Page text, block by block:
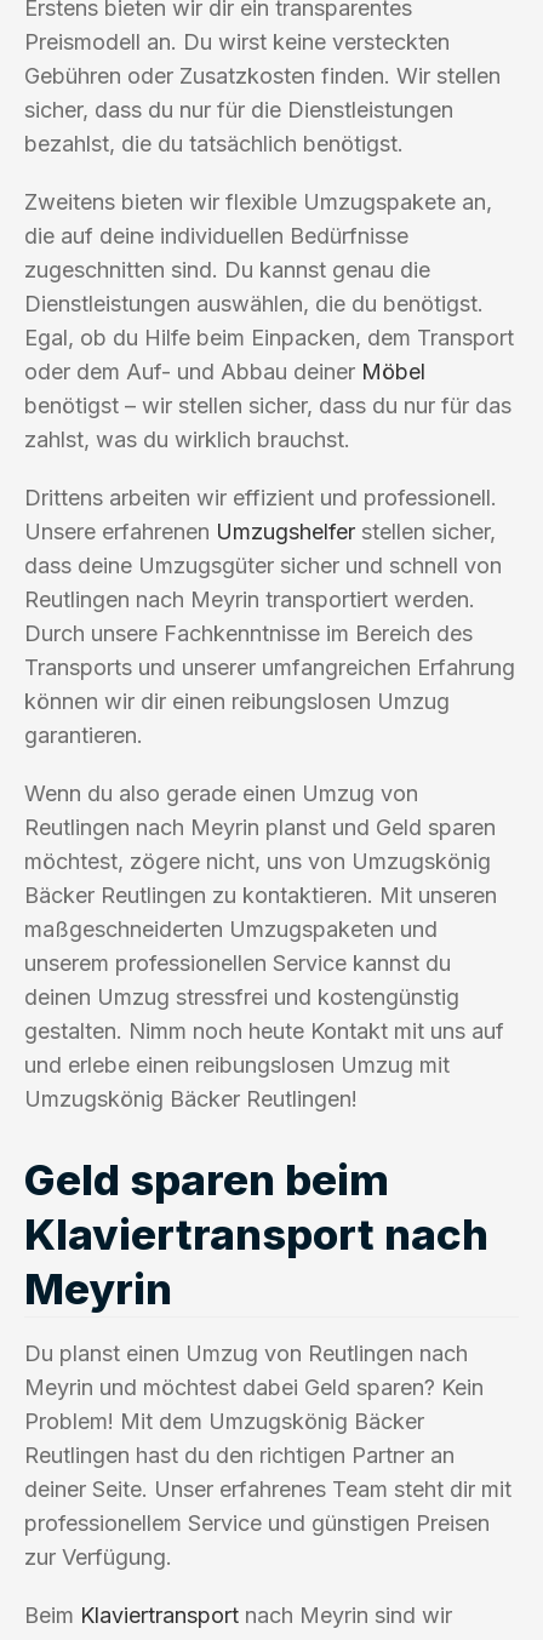
Erstens bieten wir dir ein transparentes
Preismodell an. Du wirst keine versteckten
Gebühren oder Zusatzkosten finden. Wir stellen
sicher, dass du nur für die Dienstleistungen
bezahlst, die du tatsächlich benötigst.
Zweitens bieten wir flexible Umzugspakete an,
die auf deine individuellen Bedürfnisse
zugeschnitten sind. Du kannst genau die
Dienstleistungen auswählen, die du benötigst.
Egal, ob du Hilfe beim Einpacken, dem Transport
oder dem Auf- und Abbau deiner Möbel
benötigst – wir stellen sicher, dass du nur für das
zahlst, was du wirklich brauchst.
Drittens arbeiten wir effizient und professionell.
Unsere erfahrenen Umzugshelfer stellen sicher,
dass deine Umzugsgüter sicher und schnell von
Reutlingen nach Meyrin transportiert werden.
Durch unsere Fachkenntnisse im Bereich des
Transports und unserer umfangreichen Erfahrung
können wir dir einen reibungslosen Umzug
garantieren.
Wenn du also gerade einen Umzug von
Reutlingen nach Meyrin planst und Geld sparen
möchtest, zögere nicht, uns von Umzugskönig
Bäcker Reutlingen zu kontaktieren. Mit unseren
maßgeschneiderten Umzugspaketen und
unserem professionellen Service kannst du
deinen Umzug stressfrei und kostengünstig
gestalten. Nimm noch heute Kontakt mit uns auf
und erlebe einen reibungslosen Umzug mit
Umzugskönig Bäcker Reutlingen!
Geld sparen beim
Klaviertransport nach
Meyrin
Du planst einen Umzug von Reutlingen nach
Meyrin und möchtest dabei Geld sparen? Kein
Problem! Mit dem Umzugskönig Bäcker
Reutlingen hast du den richtigen Partner an
deiner Seite. Unser erfahrenes Team steht dir mit
professionellem Service und günstigen Preisen
zur Verfügung.
Beim Klaviertransport nach Meyrin sind wir